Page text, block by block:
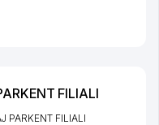
FILIALI
PARKENT FILIALI